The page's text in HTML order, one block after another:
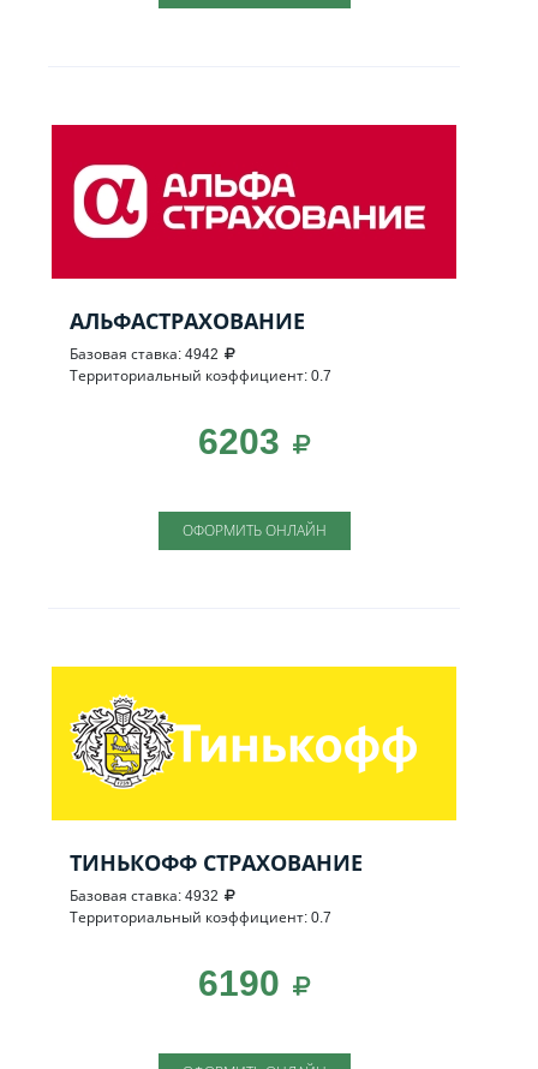
АЛЬФАСТРАХОВАНИЕ
Базовая ставка: 4942
Территориальный коэффициент: 0.7
6203
ОФОРМИТЬ ОНЛАЙН
ТИНЬКОФФ СТРАХОВАНИЕ
Базовая ставка: 4932
Территориальный коэффициент: 0.7
6190